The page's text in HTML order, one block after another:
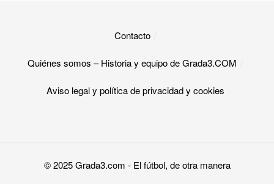
Contacto
Quiénes somos – Historia y equipo de Grada3.COM
Aviso legal y política de privacidad y cookies​
© 2025Grada3.com - El fútbol, de otra manera